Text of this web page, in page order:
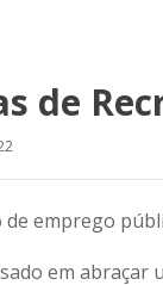
de
de emprego
em abraçar